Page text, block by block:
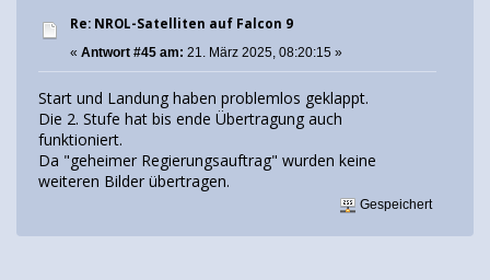
Re: NROL-Satelliten auf Falcon 9
« Antwort #45 am: 21. März 2025, 08:20:15 »
Start und Landung haben problemlos geklappt.
Die 2. Stufe hat bis ende Übertragung auch
funktioniert.
Da "geheimer Regierungsauftrag" wurden keine
weiteren Bilder übertragen.
Gespeichert